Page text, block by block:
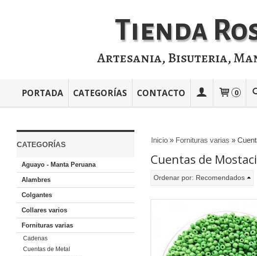
Tienda
Artesania, Bisuteria,
PORTADA CATEGORÍAS CONTACTO 0
CATEGORÍAS
Aguayo - Manta Peruana
Alambres
Colgantes
Collares varios
Fornituras varias
Cadenas
Cuentas de Metal
Inicio» Fornituras varias »
Cuentas de
Ordenar por: Recomendados